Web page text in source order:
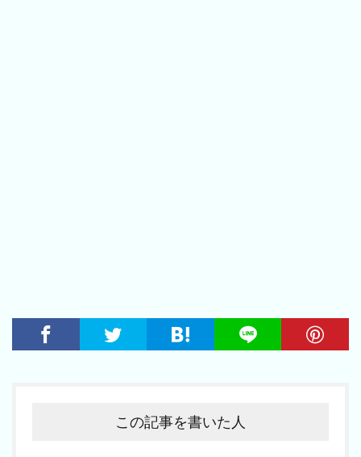
この記事を書いた人